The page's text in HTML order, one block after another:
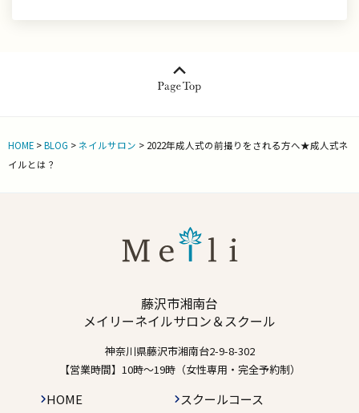
HOME >BLOG >ネイルサロン > 2022年成人式の前撮りをされる方へ★成人式ネ
イルとは？
藤沢市湘南台
メイリーネイルサロン＆スクール
神奈川県藤沢市湘南台2-9-8-302
【営業時間】10時〜19時（女性専用・完全予約制）
HOME
スクールコース